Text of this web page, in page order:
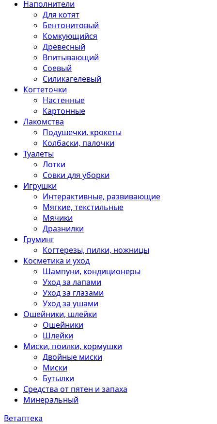
Наполнители
Для котят
Бентонитовый
Комкующийся
Древесный
Впитывающий
Соевый
Силикагелевый
Когтеточки
Настенные
Картонные
Лакомства
Подушечки, крокеты
Колбаски, палочки
Туалеты
Лотки
Совки для уборки
Игрушки
Интерактивные, развивающие
Мягкие, текстильные
Мячики
Дразнилки
Груминг
Когтерезы, пилки, ножницы
Косметика и уход
Шампуни, кондиционеры
Уход за лапами
Уход за глазами
Уход за ушами
Ошейники, шлейки
Ошейники
Шлейки
Миски, поилки, кормушки
Двойные миски
Миски
Бутылки
Средства от пятен и запаха
Минеральный
Ветаптека